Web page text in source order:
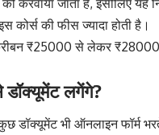
की फीस ज्यादा होती है।
₹25000 से लेकर
डॉक्यूमेंट लगेंगे?
डॉक्यूमेंट भी ऑनलाइन